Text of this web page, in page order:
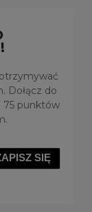
Dołącz do
75 punktów
SIĘ